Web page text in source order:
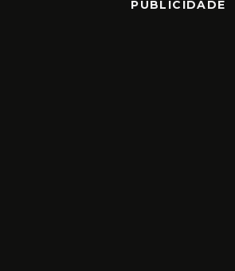
PUBLICIDADE